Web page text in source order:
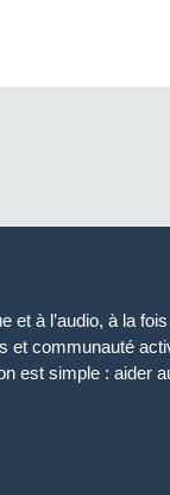
et à l’audio, à la
et communauté
est simple : aider